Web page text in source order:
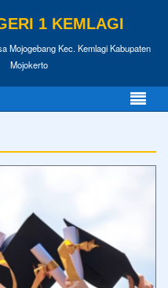
1 KEMLAGI
Mojogebang Kec. Kemlagi Kabupaten
Mojokerto